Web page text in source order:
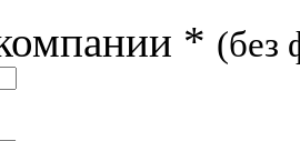
* (без